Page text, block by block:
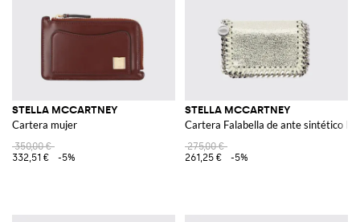
STELLA MCCARTNEY
Cartera mujer
350,00 €
332,51 €
-5%
STELLA MCCARTNEY
Cartera Falabella de ante sintético
275,00 €
261,25 €
-5%